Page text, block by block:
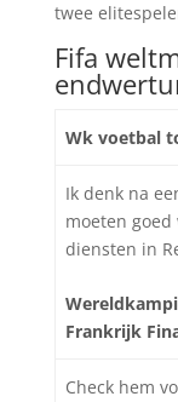
twee
Fifa
Wk voetbal
Ik denk na
moeten
diensten in
Frankrijk
Check hem